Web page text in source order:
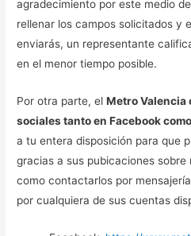
agradecimiento por este medio
rellenar los campos solicitados y
enviarás, un representante
en el menor tiempo posible.
Por otra parte, elMetro Valencia
sociales tanto en Facebook
a tu entera disposición para que
gracias a sus pubicaciones
como contactarlos por
por cualquiera de sus cuentas